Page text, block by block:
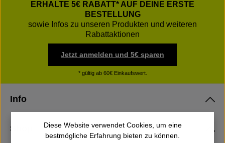
ERHALTE 5€ RABATT* AUF DEINE ERSTE
BESTELLUNG
sowie Infos zu unseren Produkten und weiteren
Rabattaktionen
Jetzt anmelden und 5€ sparen
* gültig ab 60€ Einkaufswert.
Info
Shop
Diese Website verwendet Cookies, um eine
bestmögliche Erfahrung bieten zu können.